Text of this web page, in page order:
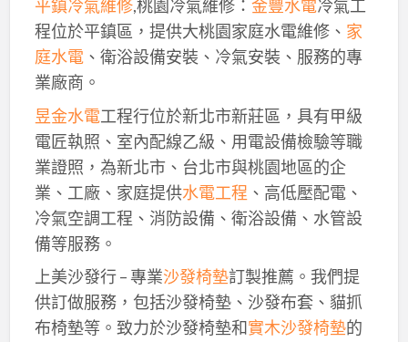
平鎮冷氣維修,桃園冷氣維修： 金豐水電冷氣工
程位於平鎮區，提供大桃園家庭水電維修、 家
庭水電、衛浴設備安裝、冷氣安裝、服務的專
業廠商。
昱金水電工程行位於新北市新莊區，具有甲級
電匠執照、室內配線乙級、用電設備檢驗等職
業證照，為新北市、台北市與桃園地區的企
業、工廠、家庭提供水電工程 、高低壓配電、
冷氣空調工程、消防設備、衛浴設備、水管設
備等服務。
上美沙發行 – 專業沙發椅墊訂製推薦。我們提
供訂做服務，包括沙發椅墊、沙發布套、貓抓
布椅墊等。致力於沙發椅墊和實木沙發椅墊的